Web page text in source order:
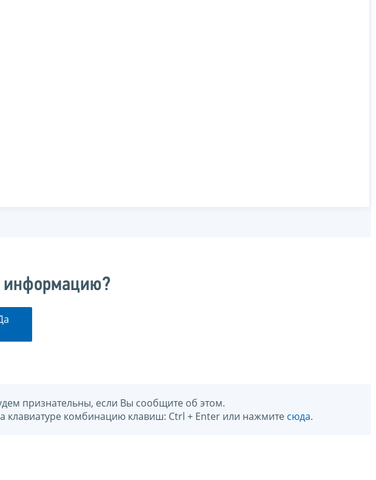
признательны, если Вы сообщите об этом.
комбинацию клавиш: Ctrl + Enter или нажмите сюда.